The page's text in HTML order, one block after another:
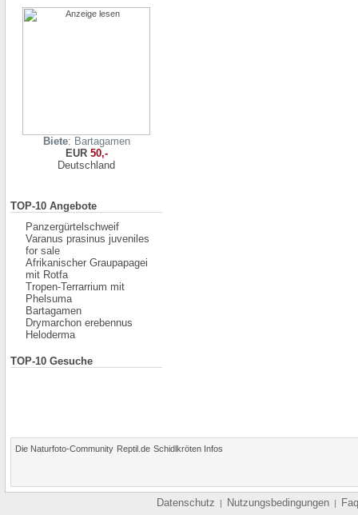
Biete: Bartagamen
EUR50,-
Deutschland
TOP-10 Angebote
Panzergürtelschweif
Varanus prasinus juveniles
for sale
Afrikanischer Graupapagei
mit Rotfa
Tropen-Terrarrium mit
Phelsuma
Bartagamen
Drymarchon erebennus
Heloderma
TOP-10 Gesuche
Die Naturfoto-Community Reptil.de Schidlkröten Infos
Datenschutz | Nutzungsbedingungen | Faq